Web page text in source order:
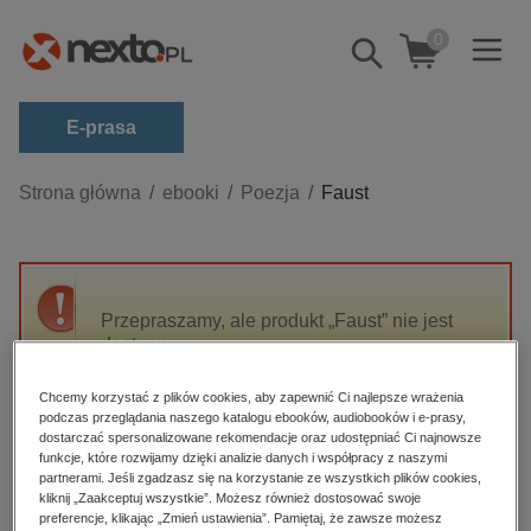
Pokaż/schowaj
wyszukiwarkę
0
E-prasa
Kategorie
biznesowe, branżowe, gospodarka
dzienniki
edukacja
hobby, sport, rozrywka
komputery, internet, technologie, informatyka
Strona główna ebooki Poezja Faust
Przepraszamy, ale produkt „Faust” nie jest
dostępny.
High-contrast mode
Polecane
Chcemy korzystać z plików cookies, aby zapewnić Ci najlepsze wrażenia
podczas przeglądania naszego katalogu ebooków, audiobooków i e-prasy,
dostarczać spersonalizowane rekomendacje oraz udostępniać Ci najnowsze
funkcje, które rozwijamy dzięki analizie danych i współpracy z naszymi
partnerami. Jeśli zgadzasz się na korzystanie ze wszystkich plików cookies,
kliknij „Zaakceptuj wszystkie”. Możesz również dostosować swoje
preferencje, klikając „Zmień ustawienia”. Pamiętaj, że zawsze możesz